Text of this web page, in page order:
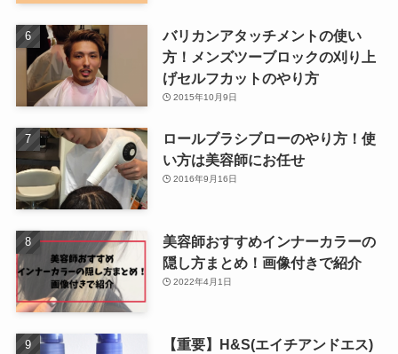
バリカンアタッチメントの使い
方！メンズツーブロックの刈り上
げセルフカットのやり方
2015年10月9日
ロールブラシブローのやり方！使
い方は美容師にお任せ
2016年9月16日
美容師おすすめインナーカラーの
隠し方まとめ！画像付きで紹介
2022年4月1日
【重要】H&S(エイチアンドエス)